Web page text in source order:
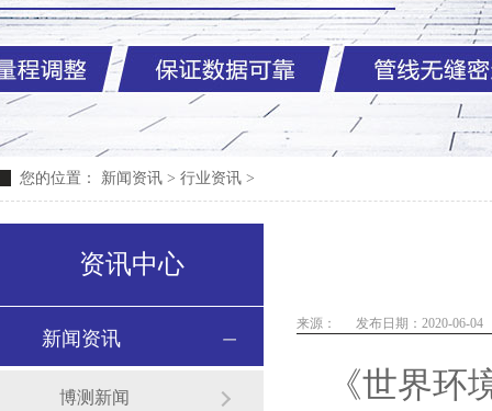
您的位置： 新闻资讯 > 行业资讯 >
资讯中心
新闻资讯
博测新闻
来源： 发布日期：2020-06-04
《世界环